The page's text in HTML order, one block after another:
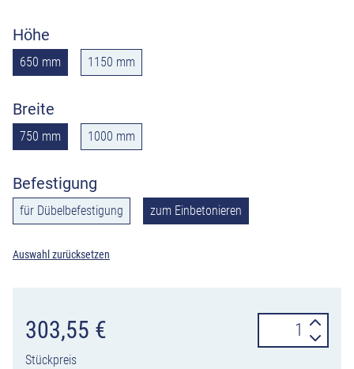
Höhe
650 mm 1150 mm
Breite
750 mm 1000 mm
Befestigung
für Dübelbefestigung zum Einbetonieren
Auswahl zurücksetzen
303,55 €
Stückpreis
doppelseitige